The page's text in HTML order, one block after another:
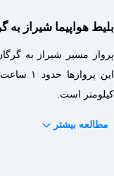
بلیط هواپیما شیراز به
پرواز مسیر شیراز به
کیلومتر است.
مطالعه بیشتر